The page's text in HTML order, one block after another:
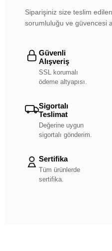
Siparişiniz size teslim
sorumluluğu ve güvencesi
Güvenli
Alışveriş
SSL korumalı
ödeme altyapısı.
Sigortalı
Teslimat
Değerine uygun
sigortalı gönderim.
Sertifika
Tüm ürünlerde
sertifika.